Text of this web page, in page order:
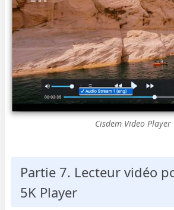
Cisdem Video Player
Partie 7. Lecteur vidéo
5K Player